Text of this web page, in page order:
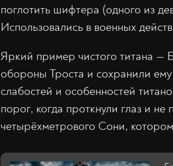
поглотить шифтера (одного из
Использовались в военных
Яркий пример чистого титана —
обороны Троста и сохранили
слабостей и особенностей
порог, когда проткнули глаз и
четырёхметрового Сони,